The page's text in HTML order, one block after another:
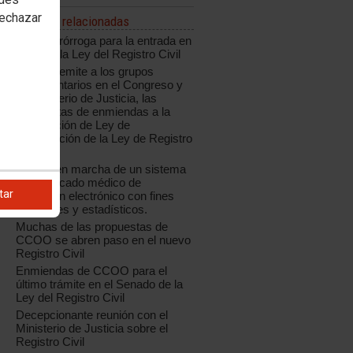
Noticias relacionadas
Nueva prórroga para la entrada en
vigor de la Ley del Registro Civil
CCOO remite a los grupos
parlamentarios en el Congreso y
al Ministerio de Justicia, las
propuestas de enmiendas a la
Proposición de Ley de
Modificación de la Ley de Registro
Puesta en marcha de un sistema
de certificado médico de
defunción electrónico con fines
registrales y estadísticos.
Muchas de las propuestas de
CCOO se abren paso en el nuevo
Registro Civil
Enmiendas de CCOO para el
último trámite en el Senado de la
Ley del Registro Civil
Decepcionante reunión con el
Ministerio de Justicia sobre el
Registro Civil